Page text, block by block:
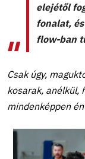
elejétől
fonalat,
flow-ban
Csak úgy,
kosarak, anélkül,
mindenképpen